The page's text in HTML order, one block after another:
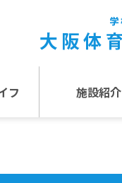
フ 施設紹介